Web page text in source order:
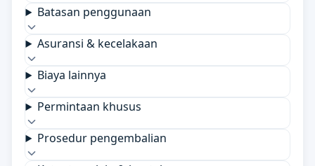
Batasan penggunaan
Asuransi & kecelakaan
Biaya lainnya
Permintaan khusus
Prosedur pengembalian